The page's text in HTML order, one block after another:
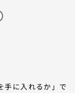
手に入れるか」で